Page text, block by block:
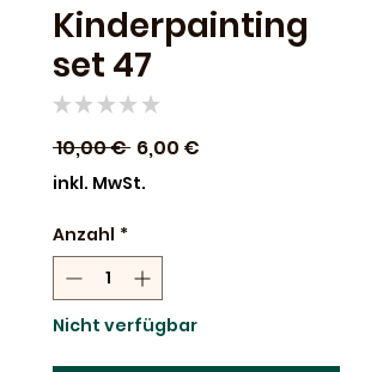
Kinderpainting
set 47
★ ★ ★ ★ ★
10,00 € Standardpreis
6,00 €
inkl. MwSt.
Anzahl *
Nicht verfügbar